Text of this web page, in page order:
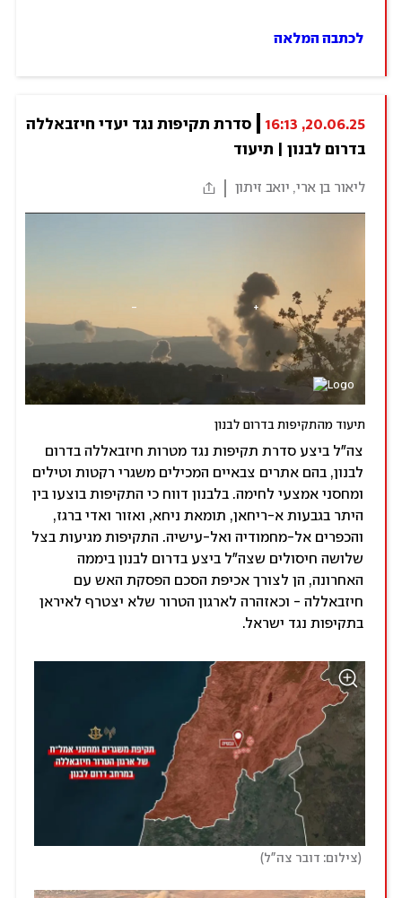
לכתבה המלאה
20.06.25, 16:13
בדרום לבנון | תיעוד
ליאור בן ארי, יואב זיתון
תיעוד מהתקיפות בדרום לבנון
צה"ל ביצע סדרת תקיפות נגד מטרות חיזבאללה בדרום
לבנון, בהם אתרים צבאיים המכילים משגרי רקטות וטילים
ומחסני אמצעי לחימה. בלבנון דווח כי התקיפות בוצעו בין
היתר בגבעות א-ריחאן, תומאת ניחא, ואזור ואדי ברגז,
והכפרים אל-מחמודיה ואל-עישיה. התקיפות מגיעות בצל
שלושה חיסולים שצה"ל ביצע בדרום לבנון ביממה
האחרונה, הן לצורך אכיפת הסכם הפסקת האש עם
חיזבאללה - וכאזהרה לארגון הטרור שלא יצטרף לאיראן
בתקיפות נגד ישראל.
(צילום: דובר צה"ל)